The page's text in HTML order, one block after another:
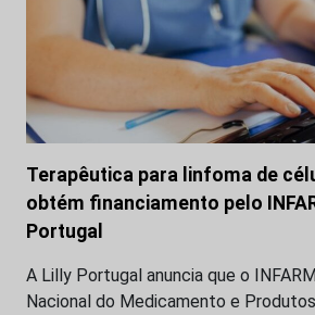
Terapêutica para linfoma de
obtém financiamento pelo
Portugal
A Lilly Portugal anuncia que o
Nacional do Medicamento e Produtos